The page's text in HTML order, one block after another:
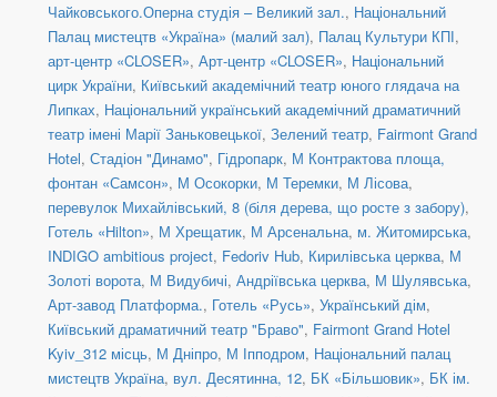
Чайковського.Оперна студія – Великий зал., Національний
Палац мистецтв «Україна» (малий зал), Палац Культури КПІ,
арт-центр «CLOSER», Арт-центр «CLOSER», Національний
цирк України, Київський академічний театр юного глядача на
Липках, Національний український академічний драматичний
театр імені Марії Заньковецької, Зелений театр, Fairmont Grand
Hotel, Стадіон "Динамо", Гідропарк, М Контрактова площа,
фонтан «Самсон», М Осокорки, М Теремки, М Лісова,
перевулок Михайлівський, 8 (біля дерева, що росте з забору),
Готель «Hilton», М Хрещатик, М Арсенальна, м. Житомирська,
INDIGO ambitious project, Fedoriv Hub, Кирилівська церква, М
Золоті ворота, М Видубичі, Андріївська церква, М Шулявська,
Арт-завод Платформа., Готель «Русь», Український дім,
Київський драматичний театр "Браво", Fairmont Grand Hotel
Kyiv_312 місць, М Дніпро, М Іпподром, Національний палац
мистецтв Україна, вул. Десятинна, 12, БК «Більшовик», БК ім.